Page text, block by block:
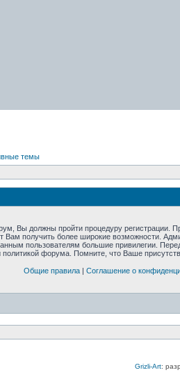
темы
Вы должны пройти процедуру регистрации.
Вам получить более широкие возможности.
пользователям большие привилегии.
политикой форума. Помните, что Ваше
Общие правила| Соглашение о
Grizli-Art: